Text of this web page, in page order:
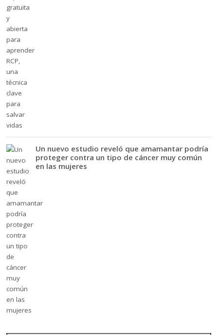
Un nuevo estudio reveló que amamantar podría
proteger contra un tipo de cáncer muy común
en las mujeres